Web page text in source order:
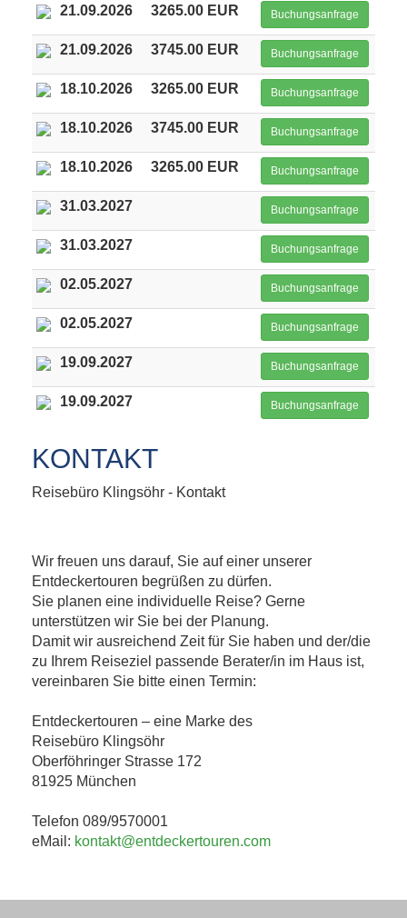
21.09.2026
3265.00 EUR Buchungsanfrage
21.09.2026 3745.00 EUR Buchungsanfrage
18.10.2026 3265.00 EUR Buchungsanfrage
18.10.2026 3745.00 EUR Buchungsanfrage
18.10.2026 3265.00 EUR Buchungsanfrage
31.03.2027 Buchungsanfrage
31.03.2027 Buchungsanfrage
02.05.2027 Buchungsanfrage
02.05.2027 Buchungsanfrage
19.09.2027 Buchungsanfrage
19.09.2027 Buchungsanfrage
KONTAKT
Reisebüro Klingsöhr - Kontakt
Wir freuen uns darauf, Sie auf einer unserer
Entdeckertouren begrüßen zu dürfen.
Sie planen eine individuelle Reise? Gerne
unterstützen wir Sie bei der Planung.
Damit wir ausreichend Zeit für Sie haben und der/die
zu Ihrem Reiseziel passende Berater/in im Haus ist,
vereinbaren Sie bitte einen Termin:
Entdeckertouren – eine Marke des
Reisebüro Klingsöhr
Oberföhringer Strasse 172
81925 München
Telefon 089/9570001
eMail: kontakt@entdeckertouren.com